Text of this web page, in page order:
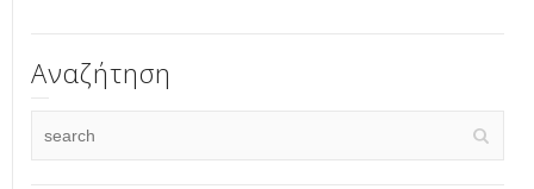
Αναζήτηση